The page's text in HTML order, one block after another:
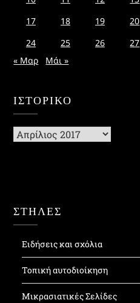
17
18 19 20
24
25 26 27
« Μαρ
Μάι »
ΙΣΤΟΡΙΚΌ
Ιστορικό
ΣΤΗΛΕΣ
Ειδήσεις και σχόλια
Τοπική αυτοδιοίκηση
Μικρασιατικές Σελίδες